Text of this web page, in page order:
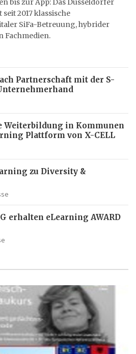
bis zur App: Das Düsseldorfer
2017 klassische
SiFa-Betreuung, hybrider
Fachmedien.
Partnerschaft mit der S-
Weiterbildung in Kommunen
Plattform von X-CELL
zu Diversity &
erhalten eLearning AWARD